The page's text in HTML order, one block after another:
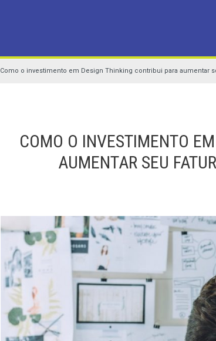
Como o investimento em Design Thinking contribui para aumentar
COMO O INVESTIMENTO
AUMENTAR SEU